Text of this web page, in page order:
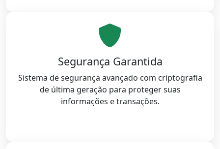
Segurança Garantida
Sistema de segurança avançado com criptografia
de última geração para proteger suas
informações e transações.